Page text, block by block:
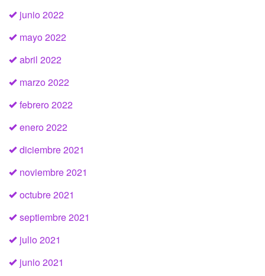
junio 2022
mayo 2022
abril 2022
marzo 2022
febrero 2022
enero 2022
diciembre 2021
noviembre 2021
octubre 2021
septiembre 2021
julio 2021
junio 2021